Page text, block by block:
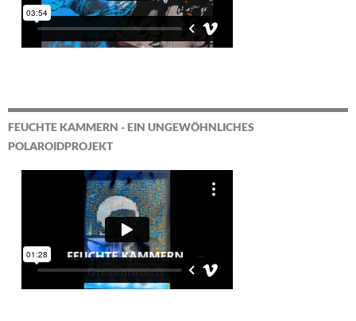
FEUCHTE KAMMERN - EIN UNGEWÖHNLICHES
POLAROIDPROJEKT